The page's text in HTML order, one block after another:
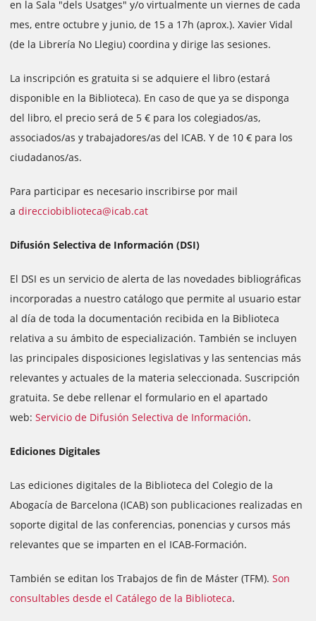
en la Sala "dels Usatges" y/o virtualmente un viernes de cada
mes, entre octubre y junio, de 15 a 17h (aprox.). Xavier Vidal
(de la Librería No Llegiu) coordina y dirige las sesiones.
La inscripción es gratuita si se adquiere el libro (estará
disponible en la Biblioteca). En caso de que ya se disponga
del libro, el precio será de 5 € para los colegiados/as,
associados/as y trabajadores/as del ICAB. Y de 10 € para los
ciudadanos/as.
Para participar es necesario inscribirse por mail
a direcciobiblioteca@icab.cat
Difusión Selectiva de Información (DSI)
El DSI es un servicio de alerta de las novedades bibliográficas
incorporadas a nuestro catálogo que permite al usuario estar
al día de toda la documentación recibida en la Biblioteca
relativa a su ámbito de especialización. También se incluyen
las principales disposiciones legislativas y las sentencias más
relevantes y actuales de la materia seleccionada. Suscripción
gratuita. Se debe rellenar el formulario en el apartado
web: Servicio de Difusión Selectiva de Información.
Ediciones Digitales
Las ediciones digitales de la Biblioteca del Colegio de la
Abogacía de Barcelona (ICAB) son publicaciones realizadas en
soporte digital de las conferencias, ponencias y cursos más
relevantes que se imparten en el ICAB-Formación.
También se editan los Trabajos de fin de Máster (TFM). Son
consultables desde el Catálego de la Biblioteca.